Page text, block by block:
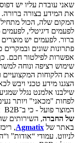
שאני עובדת עליו יש
את המידע בצורה
המקום שלה, הכול
לפעמים דיגיטלי,
ברור. לפעמים יש מוצרים
פתרונות שונים
אפשרות לפילטור חכם.
שימוש רציפה ונוחה
את הלקוחות
הצגנו מידע טכני ויבש
שילבנו אלמנט נגלל
לפחות "מכאני" ויותר
המוצר פועל - כי ב־B2B אין “כולם”, יש הקשרים. יש גם את
של החברה, השירותים
באתר של Agmatix
לניווט. עמודי “אודות”